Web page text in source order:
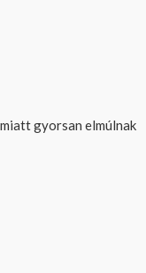
gyorsan elmúlnak